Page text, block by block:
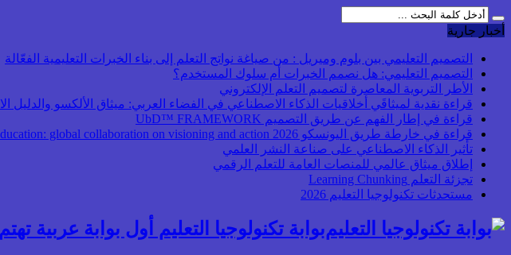
أخبار جارية
التصميم التعليمي بين بلوم وميريل : من صياغة نواتج التعلم إلى بناء الخبرات التعليمية الفعّالة
التصميم التعليمي: هل نصمم الخبرات أم سلوك المستخدم؟
الأطر التربوية المعاصرة لتصميم التعلم الإلكتروني
قراءة نقدية لميثاقَي أخلاقيات الذكاء الاصطناعي في الفضاء العربي: ميثاق الألكسو
قراءة في إطار الفهم عن طريق التصميم UbD™ FRAMEWORK
قراءة في خارطة طريق اليونسكو 2026 Transforming higher education: global collaboration on visioning and action
تأثير الذكاء الاصطناعي على صناعة النشر العلمي
إطلاق ميثاق عالمي للمنصات العامة للتعلم الرقمي
تجزئة التعلم Learning Chunking
مستحدثات تكنولوجيا التعليم 2026
بوابة تكنولوجيا التعليم أول بوابة عربية تهتم